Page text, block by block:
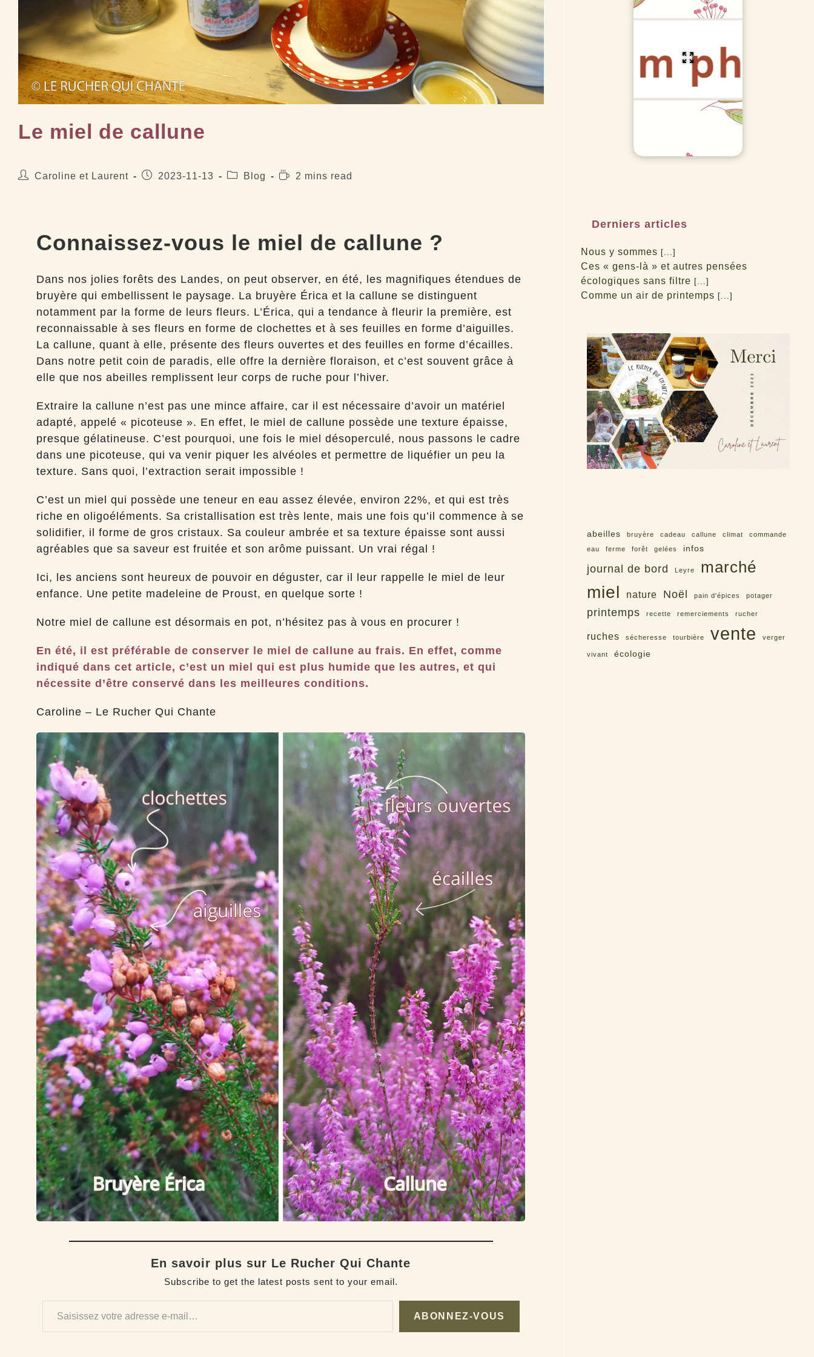
Le miel de callune
Auteur/autrice
Caroline et Laurent
Publication
2023-11-13
PostBlog
Temps2 mins read
Connaissez-vous le miel de callune ?
Dans nos jolies forêts des Landes, on peut observer, en été, les magnifiques étendues de
bruyère qui embellissent le paysage. La bruyère Érica et la callune se distinguent
notamment par la forme de leurs fleurs. L’Érica, qui a tendance à fleurir la première, est
reconnaissable à ses fleurs en forme de clochettes et à ses feuilles en forme d’aiguilles.
La callune, quant à elle, présente des fleurs ouvertes et des feuilles en forme d’écailles.
Dans notre petit coin de paradis, elle offre la dernière floraison, et c’est souvent grâce à
elle que nos abeilles remplissent leur corps de ruche pour l’hiver.
Extraire la callune n’est pas une mince affaire, car il est nécessaire d’avoir un matériel
adapté, appelé « picoteuse ». En effet, le miel de callune possède une texture épaisse,
presque gélatineuse. C’est pourquoi, une fois le miel désoperculé, nous passons le cadre
dans une picoteuse, qui va venir piquer les alvéoles et permettre de liquéfier un peu la
texture. Sans quoi, l’extraction serait impossible !
C’est un miel qui possède une teneur en eau assez élevée, environ 22%, et qui est très
riche en oligoéléments. Sa cristallisation est très lente, mais une fois qu’il commence à se
solidifier, il forme de gros cristaux. Sa couleur ambrée et sa texture épaisse sont aussi
agréables que sa saveur est fruitée et son arôme puissant. Un vrai régal !
Ici, les anciens sont heureux de pouvoir en déguster, car il leur rappelle le miel de leur
enfance. Une petite madeleine de Proust, en quelque sorte !
Notre miel de callune est désormais en pot, n’hésitez pas à vous en procurer !
En été, il est préférable de conserver le miel de callune au frais. En effet, comme
indiqué dans cet article, c’est un miel qui est plus humide que les autres, et qui
nécessite d’être conservé dans les meilleures conditions.
Caroline – Le Rucher Qui Chante
En savoir plus sur Le Rucher Qui Chante
Subscribe to get the latest posts sent to your email.
Saisissez votre adresse e-mail…
ABONNEZ-VOUS
Derniers articles
Nous y sommes [...]
Ces « gens-là » et autres pensées
écologiques sans filtre [...]
Comme un air de printemps [...]
abeilles bruyère cadeau callune climat
commande
eau
ferme forêt gelées infos
journal de bord Leyre marché
miel nature Noël pain d'épices potager
printemps recette remerciements rucher
ruches sécheresse tourbière vente verger
vivant écologie